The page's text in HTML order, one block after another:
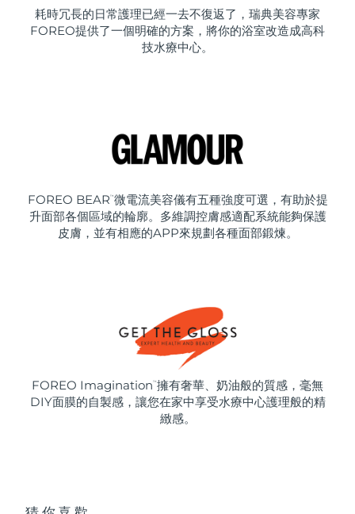
耗時冗長的日常護理已經一去不復返了，瑞典美容專家
FOREO提供了一個明確的方案，將你的浴室改造成高科
技水療中心。
FOREO BEAR ™ 微電流美容儀有五種強度可選，有助於提
升面部各個區域的輪廓。多維調控膚感適配系統能夠保護
皮膚，並有相應的APP來規劃各種面部鍛煉。
FOREO Imagination ™ 擁有奢華、奶油般的質感，毫無
DIY面膜的自製感，讓您在家中享受水療中心護理般的精
緻感。